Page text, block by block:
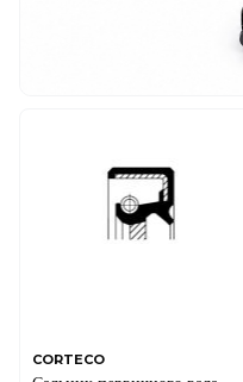
CORTECO